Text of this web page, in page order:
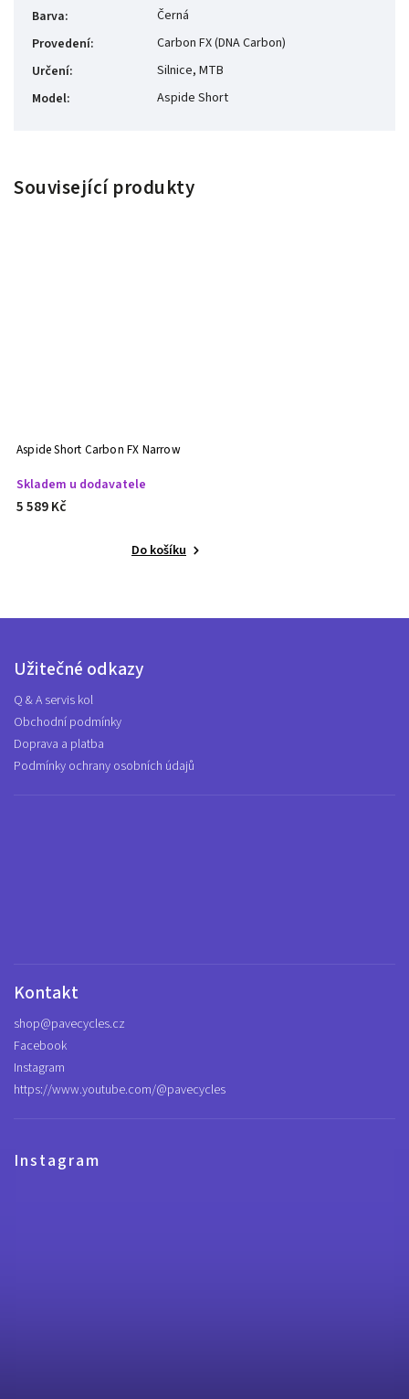
Barva:
Černá
Provedení:
Carbon FX (DNA Carbon)
Určení:
Silnice, MTB
Model: Aspide Short
Související produkty
Aspide Short Carbon FX Narrow
Skladem u dodavatele
5 589 Kč
Do košíku
Užitečné odkazy
Q & A servis kol
Obchodní podmínky
Doprava a platba
Podmínky ochrany osobních údajů
Kontakt
shop@pavecycles.cz
Facebook
Instagram
https://www.youtube.com/@pavecycles
Instagram